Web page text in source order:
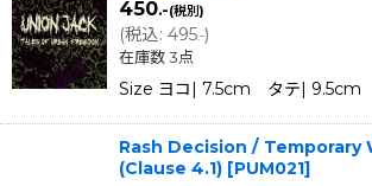
450.-(税別)
(税込: 495.-)
在庫数 3点
Size ヨコ| 7.5cm タテ| 9.5cm
Rash Decision / Temporary
(Clause 4.1) [PUM021]